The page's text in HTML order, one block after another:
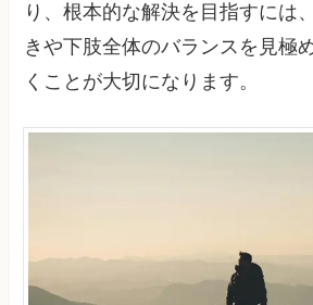
り、根本的な解決を目指すには
きや下肢全体のバランスを見極
くことが大切になります。